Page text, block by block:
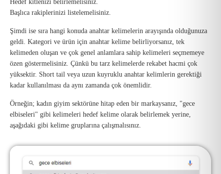
Hedef kitlenizi belirlemelisiniz.
Başlıca rakiplerinizi listelemelisiniz.
Şimdi ise sıra hangi konuda anahtar kelimelerin arayışında olduğunuza
geldi. Kategori ve ürün için anahtar kelime belirliyorsanız, tek
kelimeden oluşan ve çok genel anlamlara sahip kelimeleri seçmemeye
özen göstermelisiniz. Çünkü bu tarz kelimelerde rekabet hacmi çok
yüksektir. Short tail veya uzun kuyruklu anahtar kelimlerin gerektiği
kadar kullanılması da aynı zamanda çok önemlidir.
Örneğin; kadın giyim sektörüne hitap eden bir markaysanız, "gece
elbiseleri" gibi kelimeleri hedef kelime olarak belirlemek yerine,
aşağıdaki gibi kelime gruplarına çalışmalısınız.